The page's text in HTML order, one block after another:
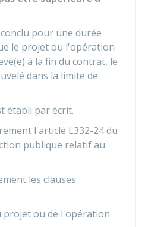
pour une durée
le projet ou l'opération
à la fin du contrat, le
dans la limite de
établi par écrit.
l'article L332-24 du
publique relatif au
les clauses
projet ou de l'opération